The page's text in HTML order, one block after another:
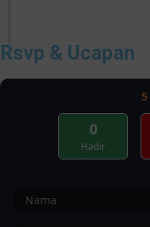
Rsvp & Ucapan
5
0
Hadir